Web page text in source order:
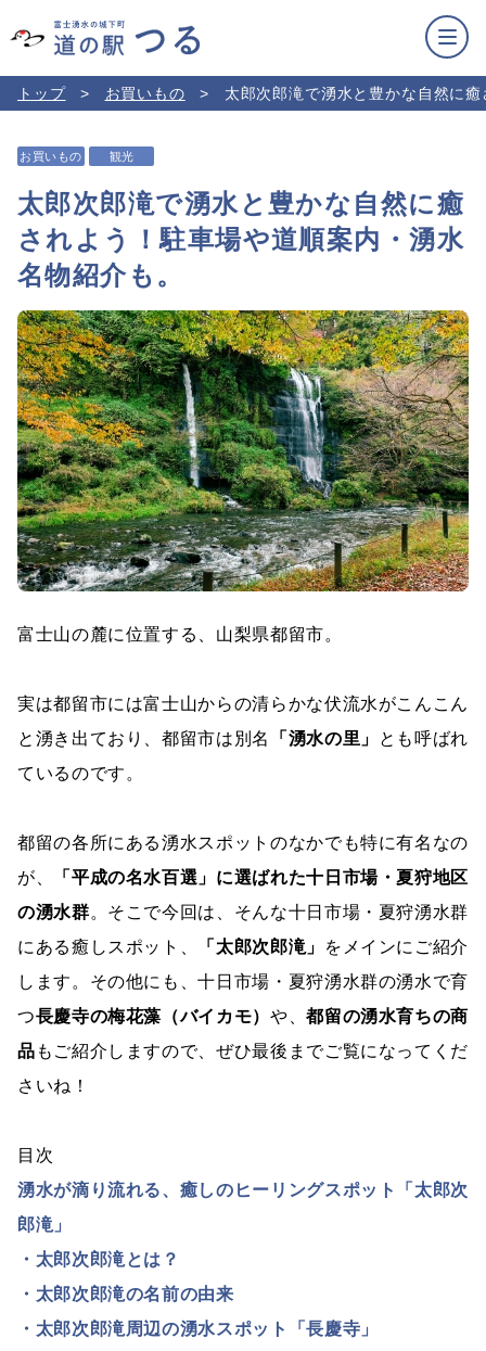
トップ お買いもの 太郎次郎滝で湧水と豊かな自然に
お買いもの 観光
太郎次郎滝で湧水と豊かな自然に癒
されよう！駐車場や道順案内・湧水
名物紹介も。
富士山の麓に位置する、山梨県都留市。
実は都留市には富士山からの清らかな伏流水がこんこん
と湧き出ており、都留市は別名
「湧水の里」
とも呼ばれ
ているのです。
都留の各所にある湧水スポットのなかでも特に有名なの
が、
「平成の名水百選」に選ばれた十日市場・夏狩地区
の湧水群。そこで今回は、そんな十日市場・夏狩湧水群
にある癒しスポット、
「太郎次郎滝」
をメインにご紹介
します。その他にも、十日市場・夏狩湧水群の湧水で育
つ長慶寺の梅花藻（バイカモ） や、都留の湧水育ちの商
品 もご紹介しますので、ぜひ最後までご覧になってくだ
さいね！
目次
湧水が滴り流れる、癒しのヒーリングスポット「太郎次
郎滝」
・太郎次郎滝とは？
・太郎次郎滝の名前の由来
・太郎次郎滝周辺の湧水スポット「長慶寺」